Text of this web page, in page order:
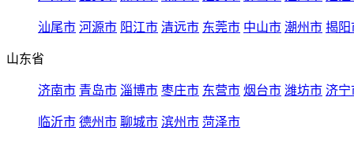
汕尾市 河源市 阳江市 清远市 东莞市 中山市 潮州市 揭阳
山东省
济南市 青岛市 淄博市 枣庄市 东营市 烟台市 潍坊市 济宁
临沂市 德州市 聊城市 滨州市 菏泽市